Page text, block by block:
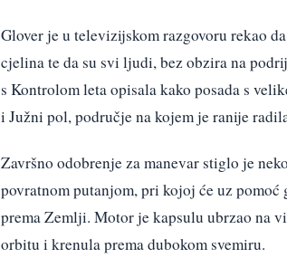
Glover je u televizijskom razgovoru rekao
cjelina te da su svi ljudi, bez obzira na
s Kontrolom leta opisala kako posada s
i Južni pol, područje na kojem je ranije
Završno odobrenje za manevar stiglo je
povratnom putanjom, pri kojoj će uz
prema Zemlji. Motor je kapsulu ubrzao na
orbitu i krenula prema dubokom svemiru.